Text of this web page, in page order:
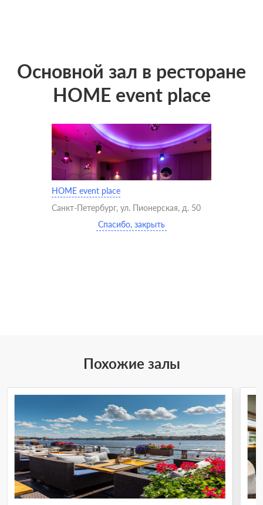
Основной зал в ресторане
HOME event place
HOME event place
Санкт-Петербург, ул. Пионерская, д. 50
Спасибо, закрыть
Похожие залы